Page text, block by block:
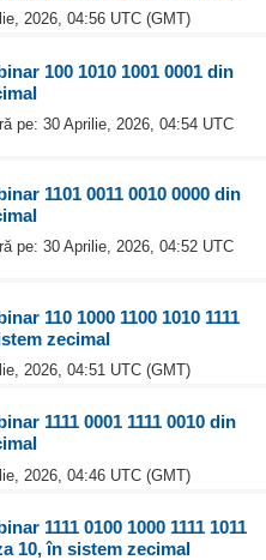
2026, 04:56 UTC (GMT)
100 1010 1001 0001 din
pe: 30 Aprilie, 2026, 04:54 UTC
1101 0011 0010 0000 din
pe: 30 Aprilie, 2026, 04:52 UTC
110 1000 1100 1010 1111
zecimal
2026, 04:51 UTC (GMT)
1111 0001 1111 0010 din
2026, 04:46 UTC (GMT)
1111 0100 1000 1111 1011
10, în sistem zecimal